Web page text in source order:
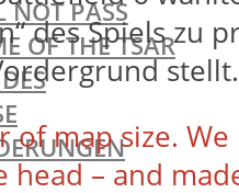
NOT PASS
OF THE TSAR
des Spiels
of map size.
– and